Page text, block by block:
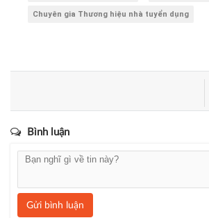
Chuyên gia Thương hiệu nhà tuyển dụng
Bình luận
Gửi bình luận